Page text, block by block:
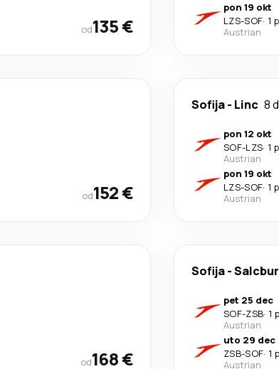
od135 €
pon 19 okt
LZS-SOF· 1
Austrian
od152 €
Sofija- Linc 8
pon 12 okt
SOF-LZS· 1
Austrian
pon 19 okt
LZS-SOF· 1
Austrian
od168 €
Sofija-
pet 25 dec
SOF-ZSB· 1
Austrian
uto 29 dec
ZSB-SOF· 1
Austrian